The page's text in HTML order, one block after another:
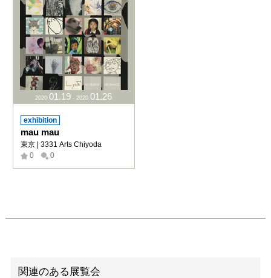
2020 .01 .19 - 2020 .01 .26
exhibition
mau mau
東京 | 3331 Arts Chiyoda
0
0
関連のある展覧会